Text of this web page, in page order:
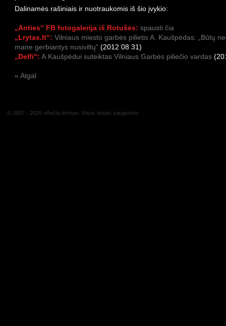
Dalinamės rašiniais ir nuotraukomis iš šio įvykio:
„Anties“ FB fotogalerija iš Rotušės: spausti čia
„Lrytas.lt“: Vilniaus miesto garbės pilietis A. Kaušpėdas: „Būtų
mane gerbiantys nusiviltų“ (2012 08 31)
„Delfi“: A.Kaušpėdui suteiktas Vilniaus Garbės piliečio vardas
« Atgal
© 2007 - 2026 «Ančių ferma». Visos teisės saugomos